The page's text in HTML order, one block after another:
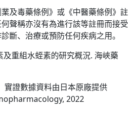
及毒藥條例》或《中醫藥條例》註
聲稱亦沒有為進行該等註冊而接受
斷、治療或預防任何疾病之用。
及重組水蛭素的研究概況. 海峽藥
實證數據資料由日本原廠提供
2022